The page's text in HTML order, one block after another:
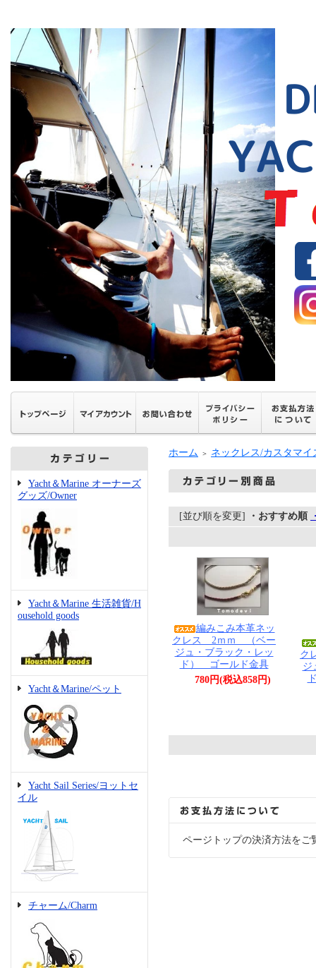
Yacht＆Marine オーナーズ
グッズ/Owner
Yacht＆Marine 生活雑貨/H
ousehold goods
Yacht＆Marine/ペット
Yacht Sail Series/ヨットセ
イル
チャーム/Charm
ホーム ＞ ネックレス/カスタマイ
[並び順を変更] ・おすすめ順
編みこみ本革ネッ
クレス 2ｍｍ （ベー
ジュ・ブラック・レッ
ド） ゴールド金具
780円(税込858円)
ク
ジ
ページトップの決済方法をご